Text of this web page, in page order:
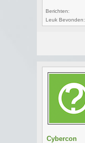
Berichten:
Leuk Bevonden:
Cybercon